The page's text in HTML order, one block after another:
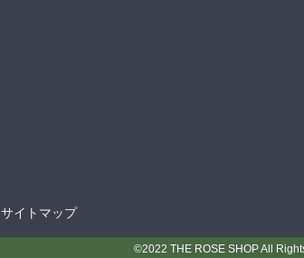
サイトマップ
©2022 THE ROSE SHOP All